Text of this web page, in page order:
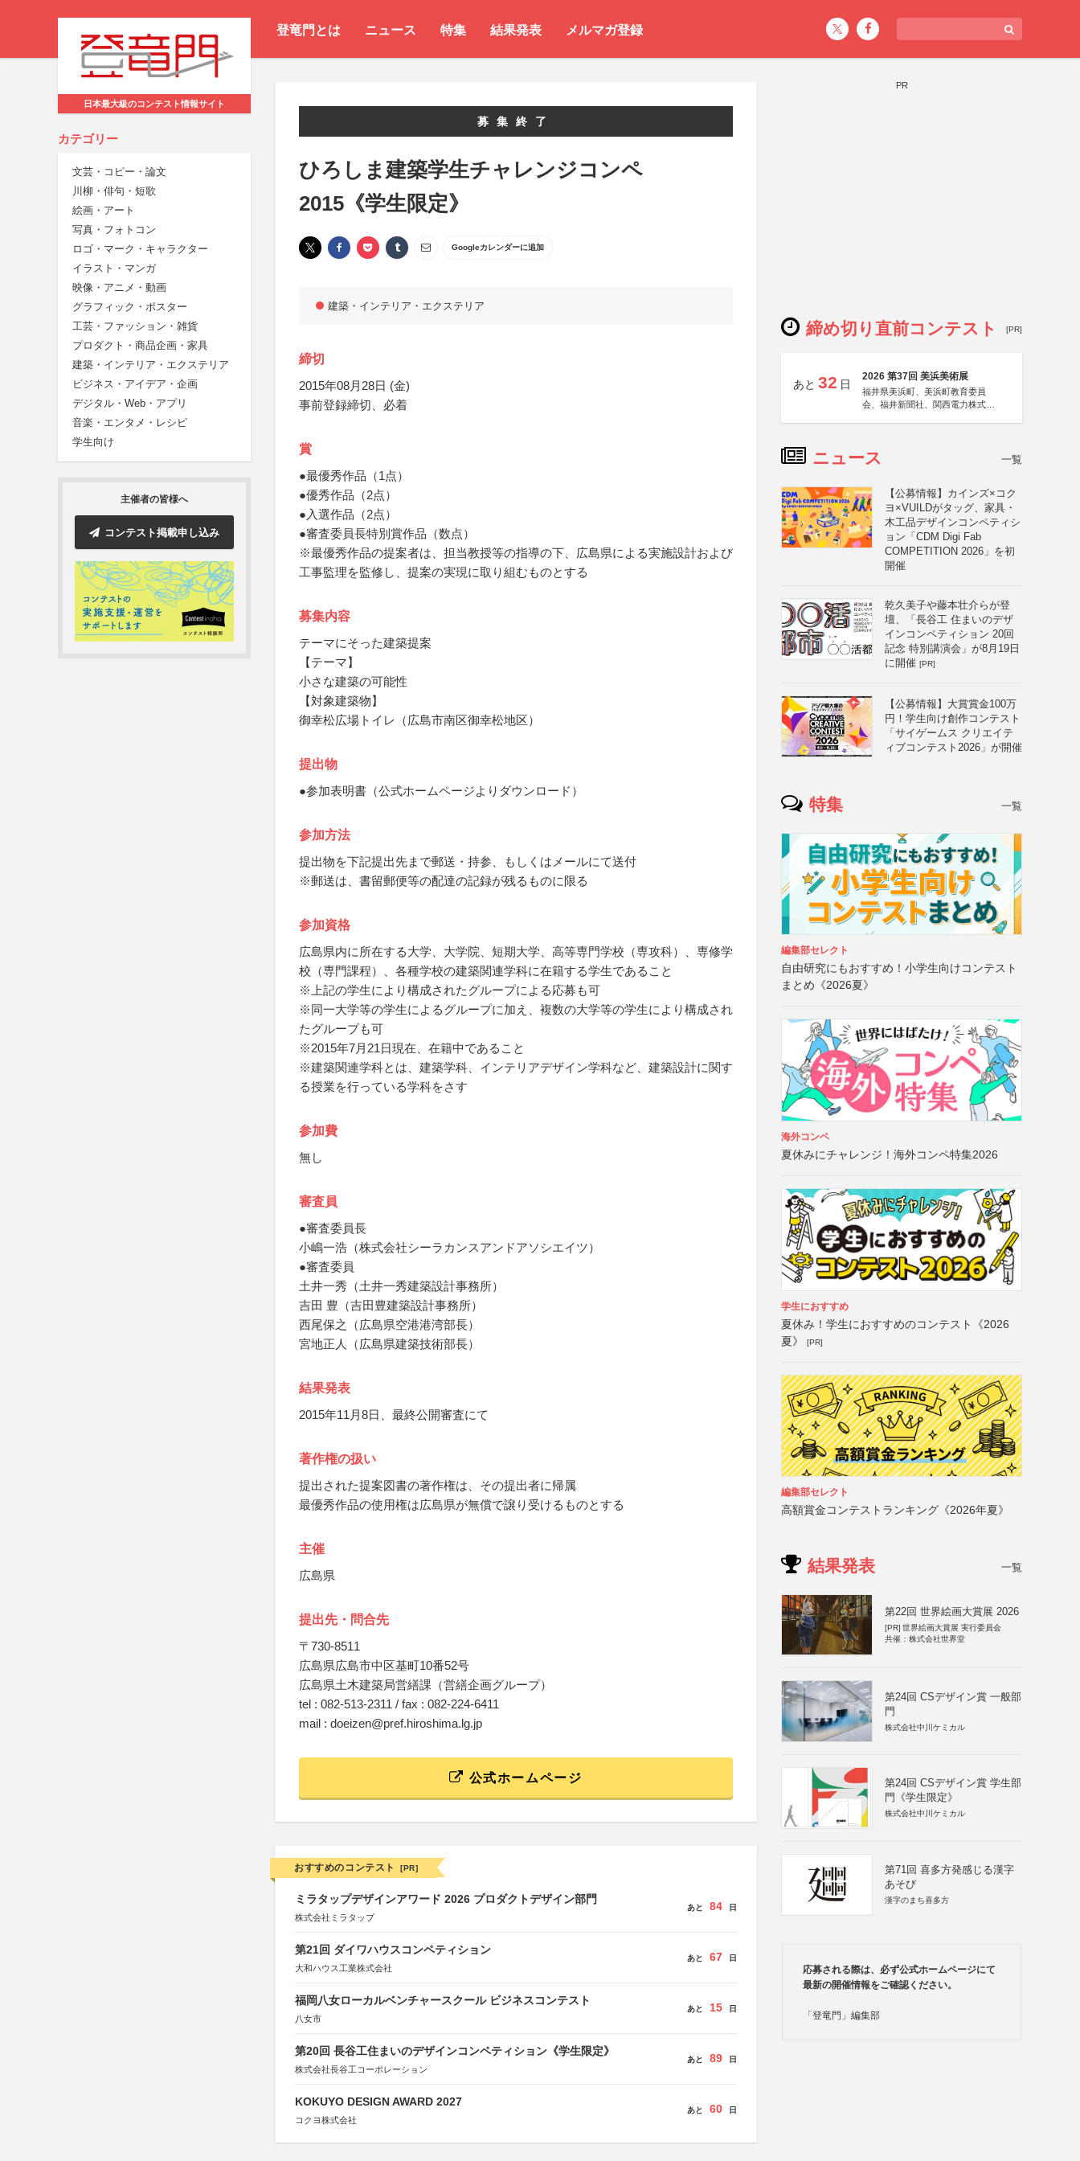
登竜門とは ニュース 特集 結果発表 メルマガ登録
日本最大級のコンテスト情報サイト
カテゴリー
文芸・コピー・論文
川柳・俳句・短歌
絵画・アート
写真・フォトコン
ロゴ・マーク・キャラクター
イラスト・マンガ
映像・アニメ・動画
グラフィック・ポスター
工芸・ファッション・雑貨
プロダクト・商品企画・家具
建築・インテリア・エクステリア
ビジネス・アイデア・企画
デジタル・Web・アプリ
音楽・エンタメ・レシピ
学生向け
主催者の皆様へ
コンテスト掲載申し込み
募集終了
ひろしま建築学生チャレンジコンペ
2015《学生限定》
Googleカレンダーに追加
建築・インテリア・エクステリア
締切
2015年08月28日 (金)
事前登録締切、必着
賞
●最優秀作品（1点）
●優秀作品（2点）
●入選作品（2点）
●審査委員長特別賞作品（数点）
※最優秀作品の提案者は、担当教授等の指導の下、広島県による実施設計および
工事監理を監修し、提案の実現に取り組むものとする
募集内容
テーマにそった建築提案
【テーマ】
小さな建築の可能性
【対象建築物】
御幸松広場トイレ（広島市南区御幸松地区）
提出物
●参加表明書（公式ホームページよりダウンロード）
参加方法
提出物を下記提出先まで郵送・持参、もしくはメールにて送付
※郵送は、書留郵便等の配達の記録が残るものに限る
参加資格
広島県内に所在する大学、大学院、短期大学、高等専門学校（専攻科）、専修学
校（専門課程）、各種学校の建築関連学科に在籍する学生であること
※上記の学生により構成されたグループによる応募も可
※同一大学等の学生によるグループに加え、複数の大学等の学生により構成され
たグループも可
※2015年7月21日現在、在籍中であること
※建築関連学科とは、建築学科、インテリアデザイン学科など、建築設計に関す
る授業を行っている学科をさす
参加費
無し
審査員
●審査委員長
小嶋一浩（株式会社シーラカンスアンドアソシエイツ）
●審査委員
土井一秀（土井一秀建築設計事務所）
吉田 豊（吉田豊建築設計事務所）
西尾保之（広島県空港港湾部長）
宮地正人（広島県建築技術部長）
結果発表
2015年11月8日、最終公開審査にて
著作権の扱い
提出された提案図書の著作権は、その提出者に帰属
最優秀作品の使用権は広島県が無償で譲り受けるものとする
主催
広島県
提出先・問合先
〒730-8511
広島県広島市中区基町10番52号
広島県土木建築局営繕課（営繕企画グループ）
tel : 082-513-2311 / fax : 082-224-6411
mail : doeizen@pref.hiroshima.lg.jp
公式ホームページ
おすすめのコンテスト [PR]
ミラタップデザインアワード 2026 プロダクトデザイン部門
株式会社ミラタップ
あと 84 日
第21回 ダイワハウスコンペティション
大和ハウス工業株式会社
あと 67 日
福岡八女ローカルベンチャースクール ビジネスコンテスト
八女市
あと 15 日
第20回 長谷工住まいのデザインコンペティション《学生限定》
株式会社長谷工コーポレーション
あと 89 日
KOKUYO DESIGN AWARD 2027
コクヨ株式会社
あと 60 日
PR
締め切り直前コンテスト [PR]
あと 32 日
2026 第37回 美浜美術展
福井県美浜町、美浜町教育委員
会、福井新聞社、関西電力株式会
ニュース 一覧
【公募情報】カインズ×コク
ヨ×VUILDがタッグ、家具・
木工品デザインコンペティシ
ョン「CDM Digi Fab
COMPETITION 2026」を初
開催
乾久美子や藤本壮介らが登
壇、「長谷工 住まいのデザ
インコンペティション 20回
記念 特別講演会」が8月19日
に開催 [PR]
【公募情報】大賞賞金100万
円！学生向け創作コンテスト
「サイゲームス クリエイテ
ィブコンテスト2026」が開催
特集 一覧
編集部セレクト
自由研究にもおすすめ！小学生向けコンテスト
まとめ《2026夏》
海外コンペ
夏休みにチャレンジ！海外コンペ特集2026
学生におすすめ
夏休み！学生におすすめのコンテスト《2026
夏》
[PR]
編集部セレクト
高額賞金コンテストランキング《2026年夏》
結果発表 一覧
第22回 世界絵画大賞展 2026
[PR] 世界絵画大賞展 実行委員会
共催：株式会社世界堂
第24回 CSデザイン賞 一般部
門
株式会社中川ケミカル
第24回 CSデザイン賞 学生部
門《学生限定》
株式会社中川ケミカル
第71回 喜多方発感じる漢字
あそび
漢字のまち喜多方
応募される際は、必ず公式ホームページにて
最新の開催情報をご確認ください。
「登竜門」編集部